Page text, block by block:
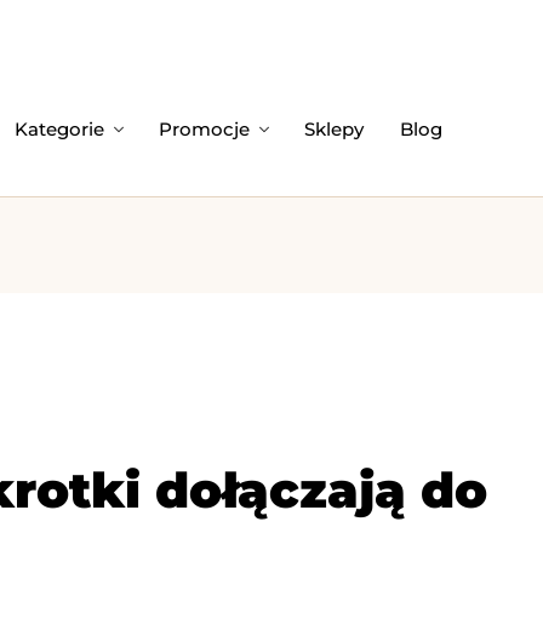
Kategorie Promocje Sklepy Blog
dołączają do